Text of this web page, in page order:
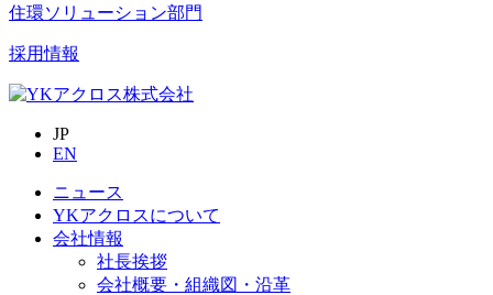
住環ソリューション部門
採用情報
JP
EN
ニュース
YKアクロスについて
会社情報
社長挨拶
会社概要・組織図・沿革